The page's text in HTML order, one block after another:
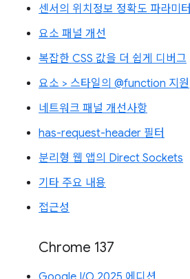
센서의 위치정보 정확도 파라미터
요소 패널 개선
복잡한 CSS 값을 더 쉽게 디버그
요소 > 스타일의 @function 지원
네트워크 패널 개선사항
has-request-header 필터
분리형 웹 앱의 Direct Sockets
기타 주요 내용
접근성
Chrome 137